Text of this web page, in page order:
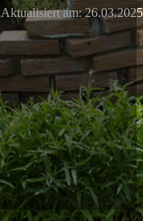
Aktualisiert am: 26.03.2025
Koll